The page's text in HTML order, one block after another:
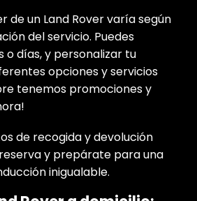
de un Land Rover varía según
del servicio. Puedes
o días, y personalizar tu
opciones y servicios
tenemos promociones y
de recogida y devolución
y prepárate para una
inigualable.